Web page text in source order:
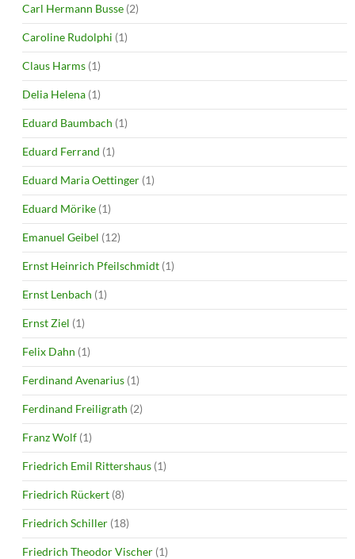
Carl Hermann Busse (2)
Caroline Rudolphi (1)
Claus Harms (1)
Delia Helena (1)
Eduard Baumbach (1)
Eduard Ferrand (1)
Eduard Maria Oettinger (1)
Eduard Mörike (1)
Emanuel Geibel (12)
Ernst Heinrich Pfeilschmidt (1)
Ernst Lenbach (1)
Ernst Ziel (1)
Felix Dahn (1)
Ferdinand Avenarius (1)
Ferdinand Freiligrath (2)
Franz Wolf (1)
Friedrich Emil Rittershaus (1)
Friedrich Rückert (8)
Friedrich Schiller (18)
Friedrich Theodor Vischer (1)